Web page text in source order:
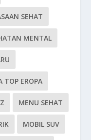
SEHAT
MENTAL
TOP EROPA
MENU SEHAT
MOBIL SUV